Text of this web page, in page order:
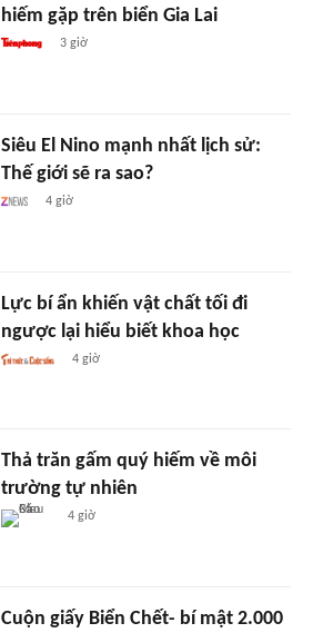
hiếm gặp trên biển Gia Lai
3 giờ
Siêu El Nino mạnh nhất lịch sử:
Thế giới sẽ ra sao?
4 giờ
Lực bí ẩn khiến vật chất tối đi
ngược lại hiểu biết khoa học
4 giờ
Thả trăn gấm quý hiếm về môi
trường tự nhiên
4 giờ
Cuộn giấy Biển Chết- bí mật 2.000